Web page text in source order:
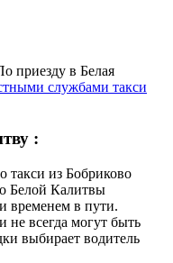
приезду в Белая
службами такси
:
такси из Бобриково
Белой Калитвы
временем в пути.
не всегда могут быть
выбирает водитель